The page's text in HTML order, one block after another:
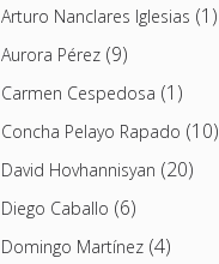
Arturo Nanclares Iglesias (1)
Aurora Pérez(9)
Carmen Cespedosa (1)
Concha Pelayo Rapado (10)
David Hovhannisyan (20)
Diego Caballo (6)
Domingo Martínez(4)